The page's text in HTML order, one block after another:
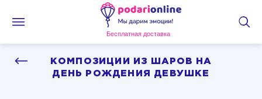
Бесплатная доставка
КОМПОЗИЦИИ ИЗ ШАРОВ НА
ДЕНЬ РОЖДЕНИЯ ДЕВУШКЕ